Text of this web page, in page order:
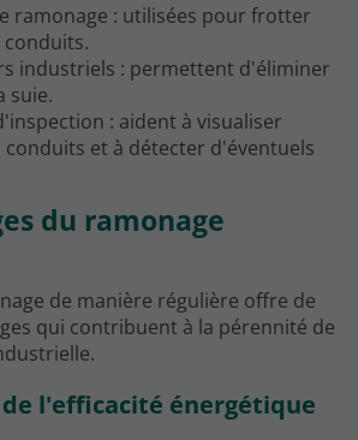
ramonage : utilisées pour frotter
conduits.
industriels : permettent d'éliminer
suie.
: aident à visualiser
et à détecter d'éventuels
du ramonage
de manière régulière offre de
qui contribuent à la pérennité de
l'efficacité énergétique